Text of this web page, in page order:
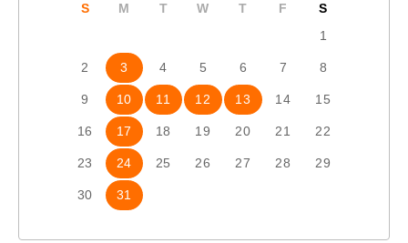
S M T W T F
S
1
2 3 4 5 6 7 8
9 10 11 12 13 14 15
16 17 18 19 20 21 22
23 24 25 26 27 28 29
30 31